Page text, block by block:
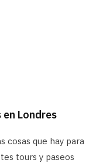
Londres
cosas que hay para
tours y paseos